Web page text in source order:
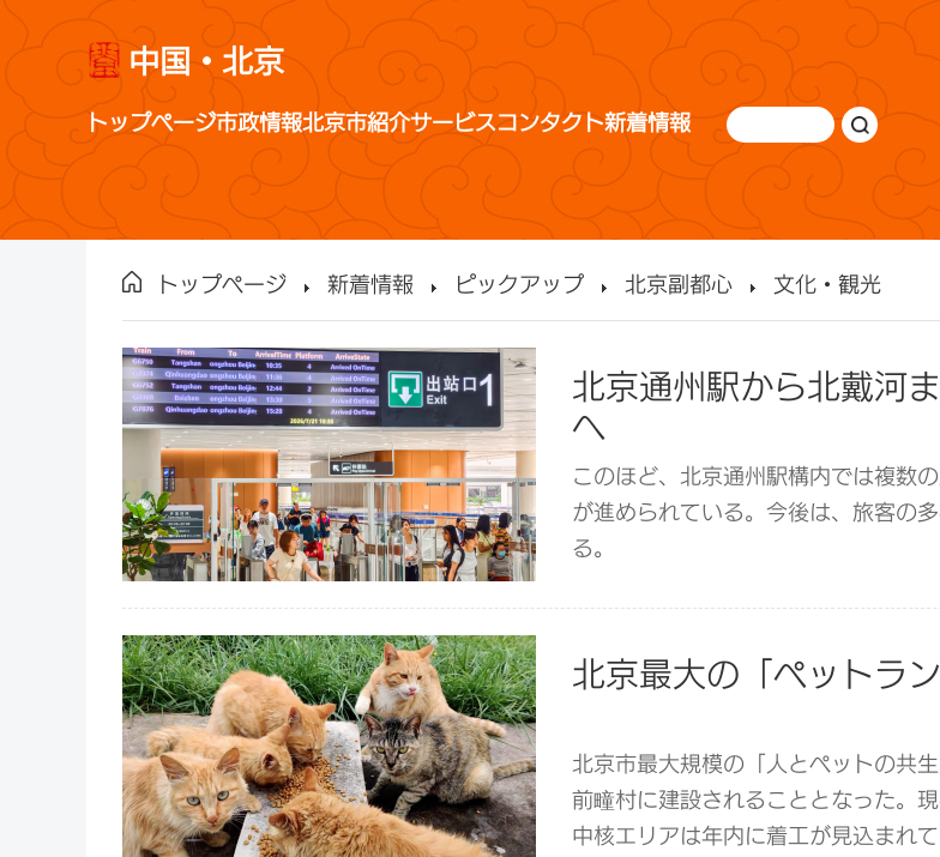
中国・北京
トップページ市政情報北京市紹介サービスコンタクト新着情報
トップページ 新着情報 ピックアップ 北京副都心 文化・観光
北京通州駅から北戴河
へ
このほど、北京通州駅構内では複数
が進められている。今後は、旅客の
る。
北京最大の「ペットラ
北京市最大規模の「人とペットの共
前疃村に建設されることとなった。
中核エリアは年内に着工が見込まれて